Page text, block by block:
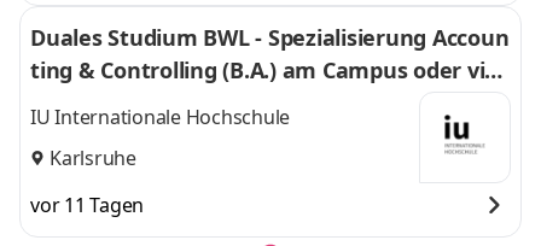
Duales Studium BWL - Spezialisierung Accoun
ting & Controlling (B.A.) am Campus oder virt
uell
IU Internationale Hochschule
Karlsruhe
vor 11 Tagen